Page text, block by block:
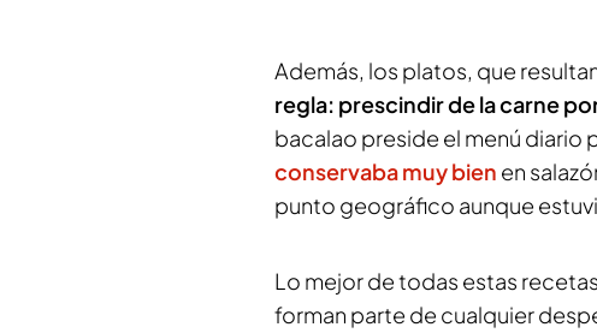
Además, los platos, que
regla: prescindir de la carne
bacalao preside el menú diario
conservaba muy bien en
punto geográfico aunque
Lo mejor de todas estas
forman parte de cualquier